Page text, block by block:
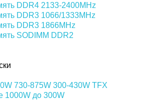
DDR4 2133-2400MHz
DDR3 1066/1333MHz
DDR3 1866MHz
SODIMM DDR2
730-875W 300-430W TFX
1000W до 300W